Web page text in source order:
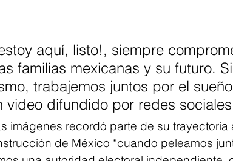
estoy aquí, listo!, siempre
familias mexicanas y su futuro.
trabajemos juntos por el
video difundido por redes
imágenes recordó parte de su
de México “cuando peleamos